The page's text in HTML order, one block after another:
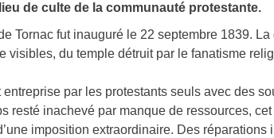
de culte de la communauté protestante.
Tornac fut inauguré le 22 septembre 1839.
visibles, du temple détruit par le fanatisme
entreprise par les protestants seuls avec des
resté inachevé par manque de ressources,
imposition extraordinaire. Des